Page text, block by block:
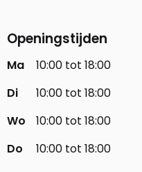
Openingstijden
Ma
10:00 tot 18:00
Di
10:00 tot 18:00
Wo
10:00 tot 18:00
Do
10:00 tot 18:00